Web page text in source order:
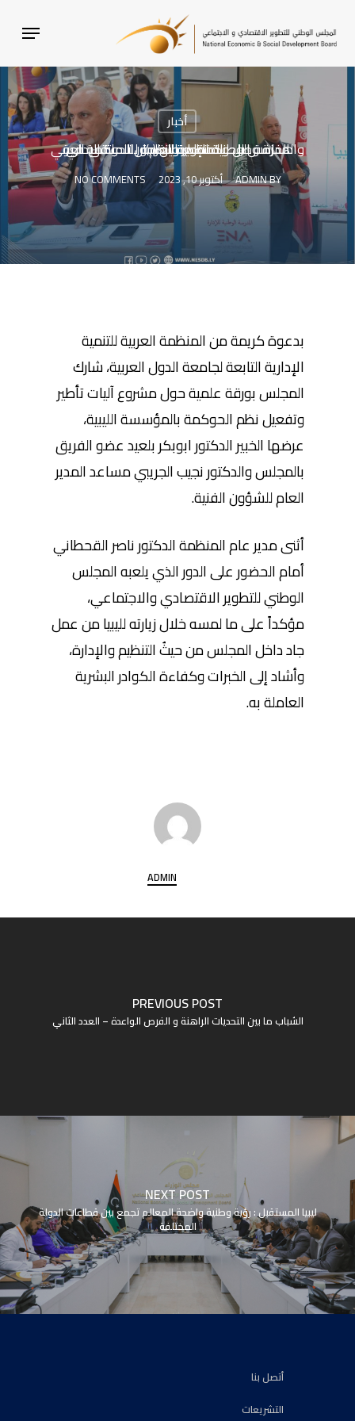
MAIN
CONTENT
MENU
أخبار
همزة وصل : المنظمة العربية للتنمية الإدارية والمدرسة الوطنية للإدارة ينظمان الملتقى العربي الخامس للحوكمة بعنوان (دور الحوكمة في تطوير النظم)
BY
ADMIN أكتوبر 10, 2023 NO COMMENTS
بدعوة كريمة من المنظمة العربية للتنمية
الإدارية التابعة لجامعة الدول العربية، شارك
المجلس بورقة علمية حول مشروع آليات تأطير
وتفعيل نظم الحوكمة بالمؤسسة الليبية،
عرضها الخبير الدكتور ابوبكر بلعيد عضو الفريق
بالمجلس والدكتور نجيب الجريبي مساعد المدير
العام للشؤون الفنية.
أثنى مدير عام المنظمة الدكتور ناصر القحطاني
أمام الحضور على الدور الذي يلعبه المجلس
الوطني للتطوير الاقتصادي والاجتماعي،
مؤكداً على ما لمسه خلال زيارته لليبيا من عمل
جاد داخل المجلس من حيثُ التنظيم والإدارة،
وأشاد إلى الخبرات وكفاءة الكوادر البشرية
العاملة به.
ADMIN
PREVIOUS POST
الشباب ما بين التحديات الراهنة و الفرص الواعدة – العدد الثاني
NEXT POST
ليبيا المستقبل : رؤية وطنية واضحة المعالم تجمع بين قطاعات الدولة
المختلفة
أتصل بنا
التشريعات